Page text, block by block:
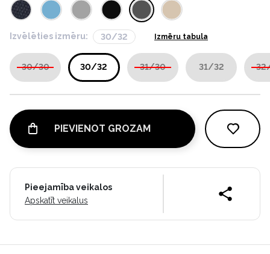
Izvēlēties izmēru: 30/32 Izmēru tabula
30/30 30/32 31/30 31/32
PIEVIENOT GROZAM
Pieejamība veikalos
Apskatīt veikalus